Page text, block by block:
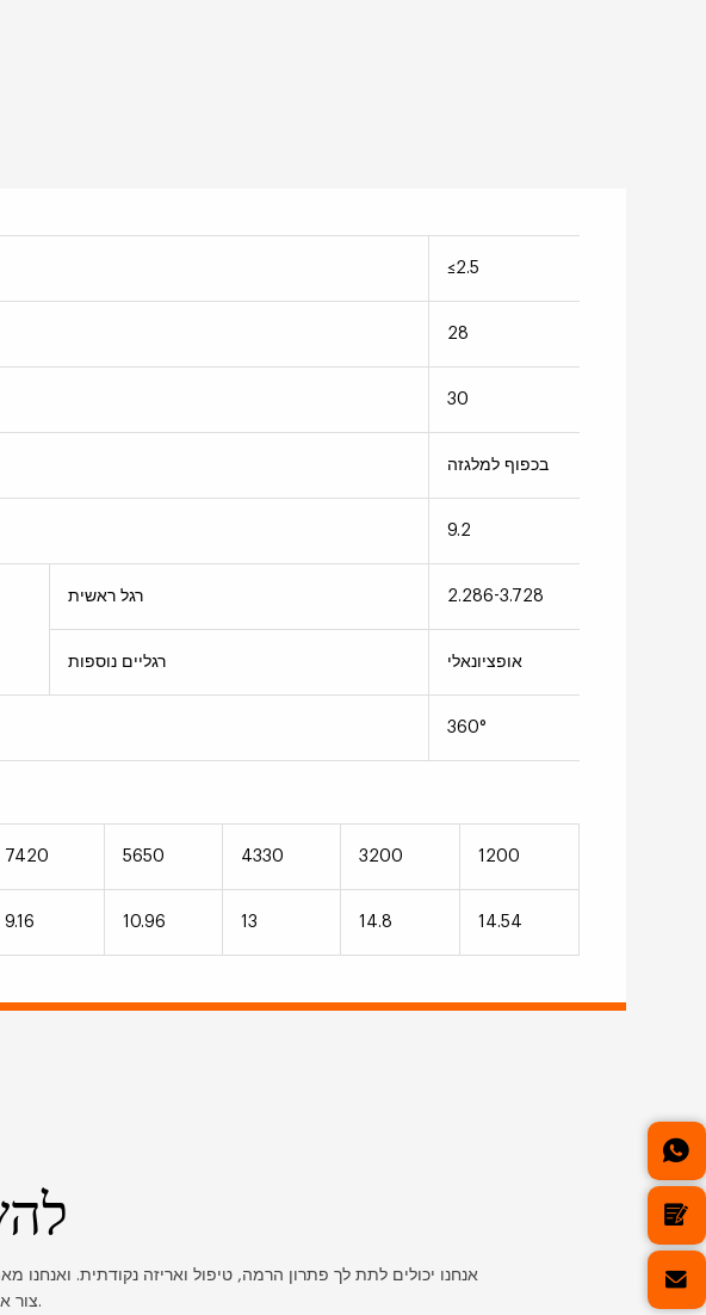
≤2.5
28
30
בכפוף למלגזה
9.2
רגל ראשית 2.286-3.728
רגליים נוספות אופציונאלי
360°
7420 5650 4330 3200 1200
9.16 10.96 13 14.8 14.54
אנחנו יכולים לתת לך פתרון הרמה, טיפול ואריזה נקודתית. ואנחנו
צור איתנו קשר עוד היום כדי ללמוד עוד.